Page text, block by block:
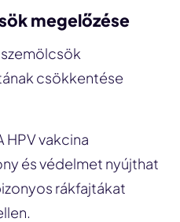
megelőzése
szemölcsök
csökkentése
HPV vakcina
és védelmet nyújthat
rákfajtákat